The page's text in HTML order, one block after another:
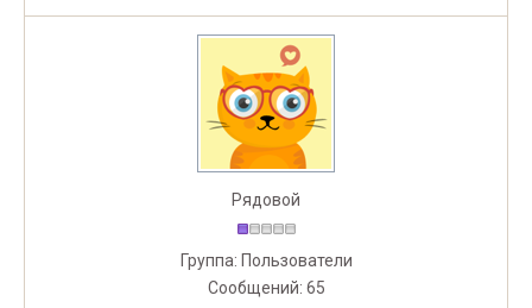
Рядовой
Группа: Пользователи
Сообщений: 65